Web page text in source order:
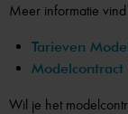
Meer informatie
Tarieven
Wil je het